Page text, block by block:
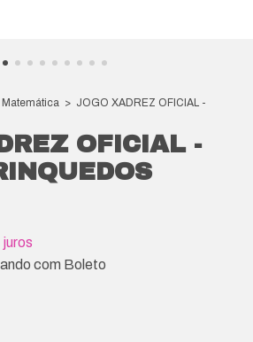
Matemática > JOGO XADREZ OFICIAL -
OFICIAL -
com Boleto